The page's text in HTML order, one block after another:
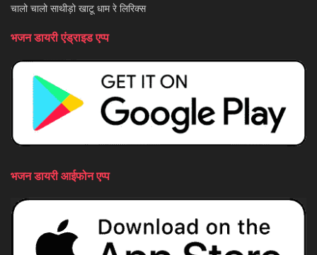
चालो चालो साथीड़ो खाटू धाम रे लिरिक्स
भजन डायरी एंड्राइड एप्प
भजन डायरी आईफोन एप्प